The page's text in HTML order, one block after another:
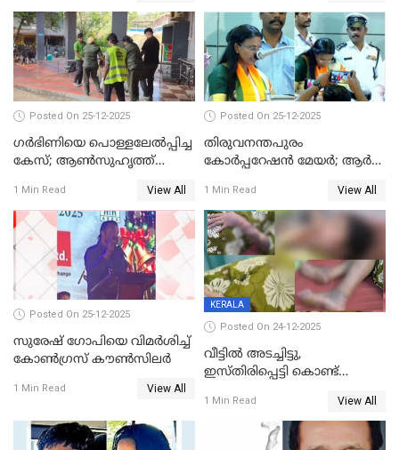
Posted On 25-12-2025
ഗര്‍ഭിണിയെ പൊള്ളലേല്‍പ്പിച്ച
കേസ്; ആണ്‍സുഹൃത്ത്
1 Min Read View All
Posted On 25-12-2025
തിരുവനന്തപുരം
കോര്‍പ്പറേഷന്‍ മേയർ; ആര്‍
1 Min Read View All
Posted On 25-12-2025
സുരേഷ് ഗോപിയെ വിമര്‍ശിച്ച്
കോണ്‍ഗ്രസ് കൗണ്‍സിലര്‍
1 Min Read View All
KERALA
Posted On 24-12-2025
വീട്ടിൽ അടച്ചിട്ടു,
ഇസ്തിരിപ്പെട്ടി കൊണ്ട്
ഗർഭിണിയായ യുവതിക്ക് ക്രൂര
1 Min Read View All